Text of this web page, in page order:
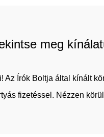
meg
Az Írók Boltja által kínált
fizetéssel. Nézzen